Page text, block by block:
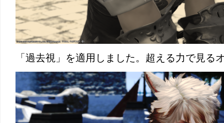
「過去視」を適用しました。超える力で見る